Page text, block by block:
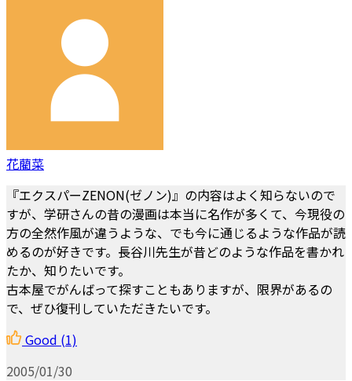
花藺菜
『エクスパーZENON(ゼノン)』の内容はよく知らないので
すが、学研さんの昔の漫画は本当に名作が多くて、今現役の
方の全然作風が違うような、でも今に通じるような作品が読
めるのが好きです。長谷川先生が昔どのような作品を書かれ
たか、知りたいです。
古本屋でがんばって探すこともありますが、限界があるの
で、ぜひ復刊していただきたいです。
Good (1)
2005/01/30